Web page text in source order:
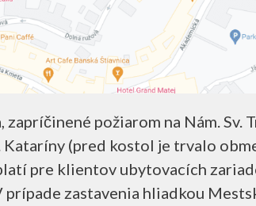
požiarom na Nám. Sv.
(pred kostol je trvalo
pre klientov ubytovacích
zastavenia hliadkou